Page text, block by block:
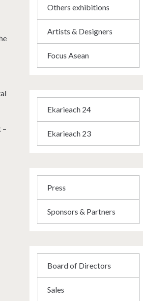
–
Others exhibitions
Artists & Designers
Focus Asean
Ekarieach 24
Ekarieach 23
Press
Sponsors & Partners
Board of Directors
Sales